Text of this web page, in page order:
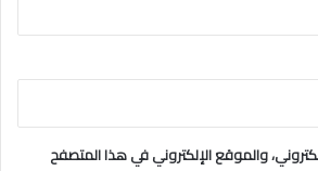
والموقع الإلكتروني في هذا المتصفح